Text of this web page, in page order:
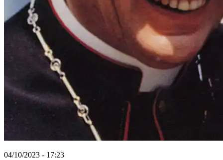
04/10/2023 - 17:23